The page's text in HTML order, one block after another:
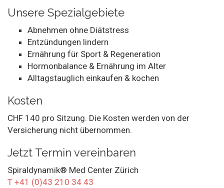
Unsere Spezialgebiete
Abnehmen ohne Diätstress
Entzündungen lindern
Ernährung für Sport & Regeneration
Hormonbalance & Ernährung im Alter
Alltagstauglich einkaufen & kochen
Kosten
CHF 140 pro Sitzung. Die Kosten werden von der
Versicherung nicht übernommen.
Jetzt Termin vereinbaren
Spiraldynamik® Med Center Zürich
T +41 (0)43 210 34 43